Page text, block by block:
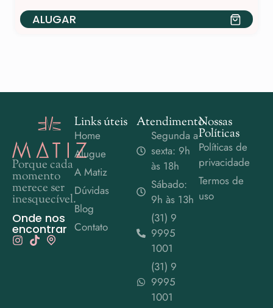
ALUGAR
Porque cada
momento
merece ser
inesquecível.
Onde nos
encontrar
Links úteis
Home
Alugue
A Matiz
Dúvidas
Blog
Contato
Atendimento
Segunda a
sexta: 9h
às 18h
Sábado:
9h às 13h
(31) 9
9995
1001
(31) 9
9995
1001
Nossas
Políticas
Políticas de
privacidade
Termos de
uso